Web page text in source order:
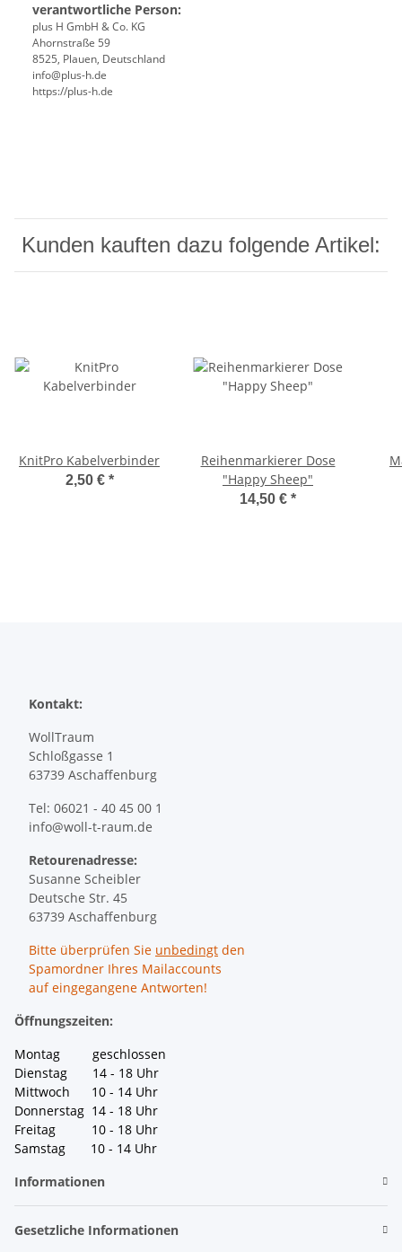
verantwortliche Person:
plus H GmbH & Co. KG
Ahornstraße 59
8525, Plauen, Deutschland
info@plus-h.de
https://plus-h.de
Kunden kauften dazu folgende Artikel:
KnitPro Kabelverbinder
2,50 € *
Reihenmarkierer Dose
"Happy Sheep"
14,50 € *
Kontakt:
WollTraum
Schloßgasse 1
63739 Aschaffenburg
Tel: 06021 - 40 45 00 1
info@woll-t-raum.de
Retourenadresse:
Susanne Scheibler
Deutsche Str. 45
63739 Aschaffenburg
Bitte überprüfen Sie unbedingt den
Spamordner Ihres Mailaccounts
auf eingegangene Antworten!
Öffnungszeiten:
Montag geschlossen
Dienstag 14 - 18 Uhr
Mittwoch 10 - 14 Uhr
Donnerstag 14 - 18 Uhr
Freitag 10 - 18 Uhr
Samstag 10 - 14 Uhr
Informationen
Gesetzliche Informationen